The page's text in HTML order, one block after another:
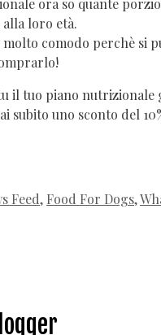
ora so quante
loro età.
comodo perchè si
il tuo piano nutrizionale
subito uno sconto del
Feed, Food For Dogs,